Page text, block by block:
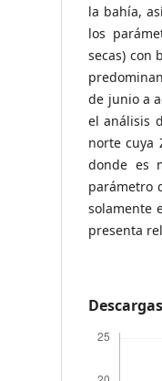
la bahía,
los
secas) con
de junio a
el análisis
norte cuya
donde es
parámetro
solamente
presenta
Descargas